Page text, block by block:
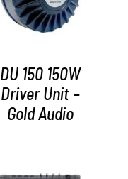
DU 150 150W
Driver Unit –
Gold Audio